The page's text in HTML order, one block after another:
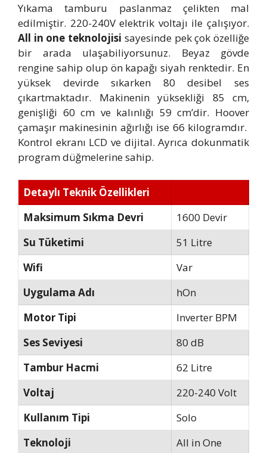
Yıkama tamburu paslanmaz çelikten mal
edilmiştir. 220-240V elektrik voltajı ile çalışıyor.
All in one teknolojisi sayesinde pek çok özelliğe
bir arada ulaşabiliyorsunuz. Beyaz gövde
rengine sahip olup ön kapağı siyah renktedir. En
yüksek devirde sıkarken 80 desibel ses
çıkartmaktadır. Makinenin yüksekliği 85 cm,
genişliği 60 cm ve kalınlığı 59 cm’dir. Hoover
çamaşır makinesinin ağırlığı ise 66 kilogramdır.
Kontrol ekranı LCD ve dijital. Ayrıca dokunmatik
program düğmelerine sahip.
Detaylı Teknik Özellikleri
Maksimum Sıkma Devri
1600 Devir
Su Tüketimi
51 Litre
Wifi
Var
Uygulama Adı
hOn
Motor Tipi
Inverter BPM
Ses Seviyesi
80 dB
Tambur Hacmi
62 Litre
Voltaj
220-240 Volt
Kullanım Tipi
Solo
Teknoloji
All in One